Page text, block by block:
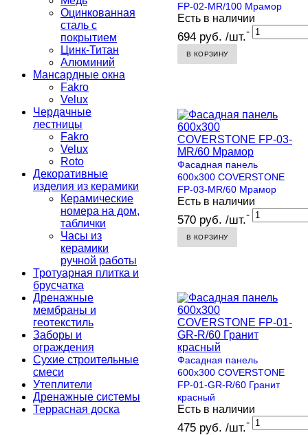
Оцинкованная
сталь с
покрытием
Цинк-Титан
Алюминий
Мансардные окна
Fakro
Velux
Чердачные
лестницы
Fakro
Velux
Roto
Декоративные
изделия из керамики
Керамические
номера на дом,
таблички
Часы из
керамики
ручной работы
Тротуарная плитка и
брусчатка
Дренажные
мембраны и
геотекстиль
Заборы и
ограждения
Сухие строительные
смеси
Утеплители
Дренажные системы
Террасная доска
FP-02-MR/100 Мрамор
Есть в наличии
694 руб. /шт.-
В КОРЗИНУ
Фасадная панель
600х300 COVERSTONE
FP-03-MR/60 Мрамор
Есть в наличии
570 руб. /шт.-
В КОРЗИНУ
Фасадная панель
600х300 COVERSTONE
FP-01-GR-R/60 Гранит
красный
Есть в наличии
475 руб. /шт.-